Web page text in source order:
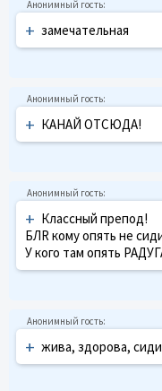
+ замечательная
+ КАНАЙ ОТСЮДА!
+ Классный препод!
БЛR кому опять не
У кого там опять
+ жива, здорова,